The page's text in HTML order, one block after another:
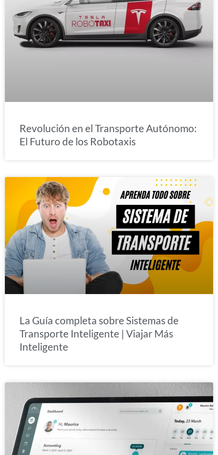
Revolución en el Transporte Autónomo:
El Futuro de los Robotaxis
La Guía completa sobre Sistemas de
Transporte Inteligente | Viajar Más
Inteligente